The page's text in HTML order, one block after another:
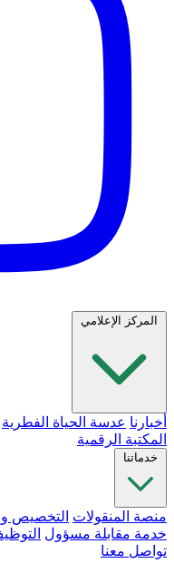
المركز الإعلامي
أخبارنا عدسة الحياة الفطرية
المكتبة الرقمية
خدماتنا
منصة المنقولات التخصيص
خدمة مقابلة مسؤول
تواصل معنا